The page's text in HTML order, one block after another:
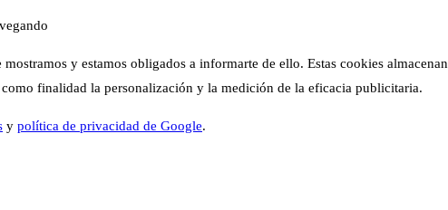
mostramos y estamos obligados a informarte de ello. Estas cookies almacenan
finalidad la personalización y la medición de la eficacia publicitaria.
y política de privacidad de Google.